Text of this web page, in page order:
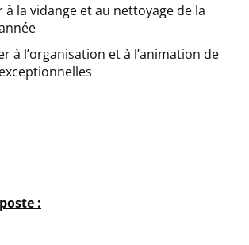
vidange et au nettoyage de la
et à l’animation de
: